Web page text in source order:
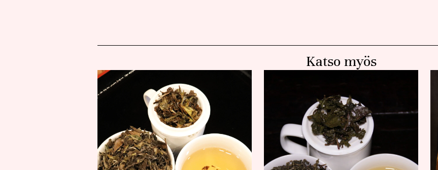
Katso myös